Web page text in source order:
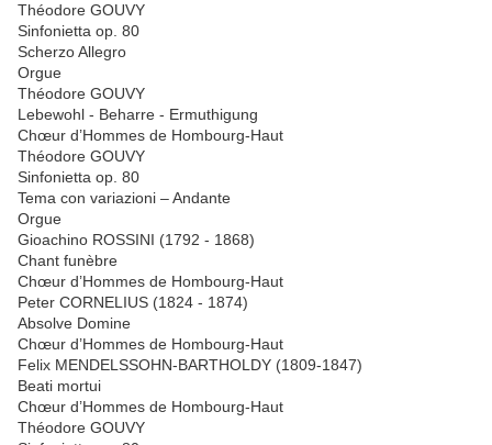
Théodore GOUVY
Sinfonietta op. 80
Scherzo Allegro
Orgue
Théodore GOUVY
Lebewohl - Beharre - Ermuthigung
Chœur d’Hommes de Hombourg-Haut
Théodore GOUVY
Sinfonietta op. 80
Tema con variazioni – Andante
Orgue
Gioachino ROSSINI (1792 - 1868)
Chant funèbre
Chœur d’Hommes de Hombourg-Haut
Peter CORNELIUS (1824 - 1874)
Absolve Domine
Chœur d’Hommes de Hombourg-Haut
Felix MENDELSSOHN-BARTHOLDY (1809-1847)
Beati mortui
Chœur d’Hommes de Hombourg-Haut
Théodore GOUVY